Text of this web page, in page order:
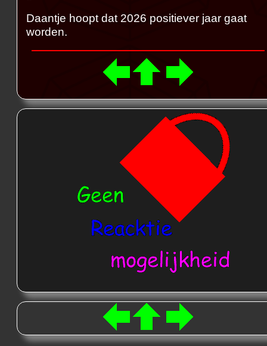
Daantje hoopt dat 2026 positiever jaar gaat
worden.